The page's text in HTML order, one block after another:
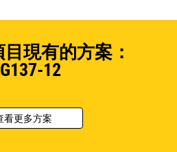
現有的方案：
12
看更多方案